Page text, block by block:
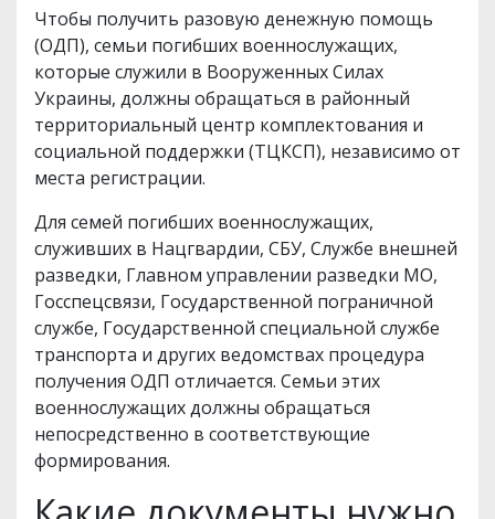
Чтобы получить разовую денежную помощь
(ОДП), семьи погибших военнослужащих,
которые служили в Вооруженных Силах
Украины, должны обращаться в районный
территориальный центр комплектования и
социальной поддержки (ТЦКСП), независимо от
места регистрации.
Для семей погибших военнослужащих,
служивших в Нацгвардии, СБУ, Службе внешней
разведки, Главном управлении разведки МО,
Госспецсвязи, Государственной пограничной
службе, Государственной специальной службе
транспорта и других ведомствах процедура
получения ОДП отличается. Семьи этих
военнослужащих должны обращаться
непосредственно в соответствующие
формирования.